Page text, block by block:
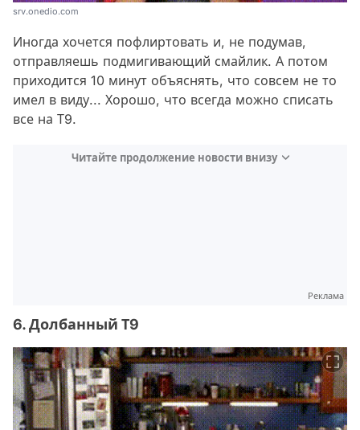
srv.onedio.com
Иногда хочется пофлиртовать и, не подумав,
отправляешь подмигивающий смайлик. А потом
приходится 10 минут объяснять, что совсем не то
имел в виду... Хорошо, что всегда можно списать
все на Т9.
Читайте продолжение новости внизу
Реклама
6. Долбанный Т9